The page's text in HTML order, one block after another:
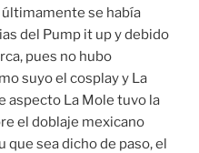
se había
del Pump it up y debido
pues no hubo
suyo el cosplay y La
aspecto La Mole tuvo la
el doblaje mexicano
que sea dicho de paso, el